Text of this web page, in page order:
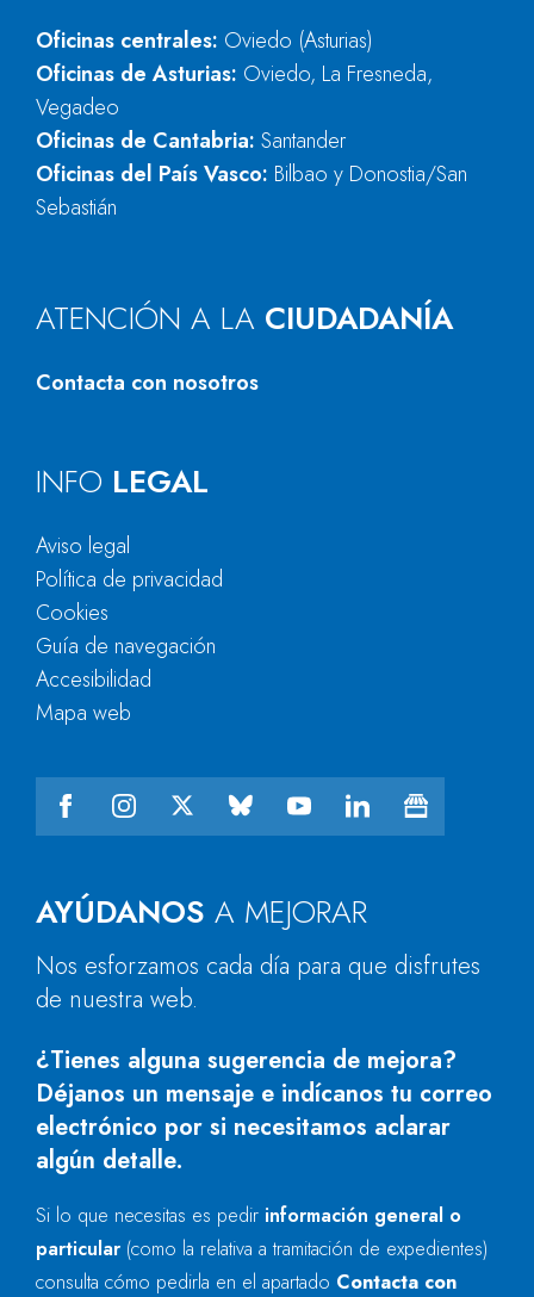
Oficinas centrales: Oviedo (Asturias)
Oficinas de Asturias: Oviedo, La Fresneda,
Vegadeo
Oficinas de Cantabria: Santander
Oficinas del País Vasco: Bilbao y Donostia/San
Sebastián
ATENCIÓN A LA CIUDADANÍA
Contacta con nosotros
AYÚDANOS A MEJORAR
Nos esforzamos cada día para que disfrutes
de nuestra web.
¿Tienes alguna sugerencia de mejora?
Déjanos un mensaje e indícanos tu correo
electrónico por si necesitamos aclarar
algún detalle.
Si lo que necesitas es pedir información general o
particular (como la relativa a tramitación de expedientes)
consulta cómo pedirla en el apartado Contacta con
INFO LEGAL
Aviso legal
Política de privacidad
Cookies
Guía de navegación
Accesibilidad
Mapa web